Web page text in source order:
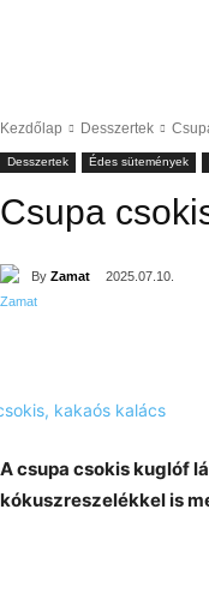
Kezdőlap Desszertek
Desszertek Édes sütemények
Csupa
By Zamat 2025.07.10.
A csupa csokis kuglóf
kókuszreszelékkel is